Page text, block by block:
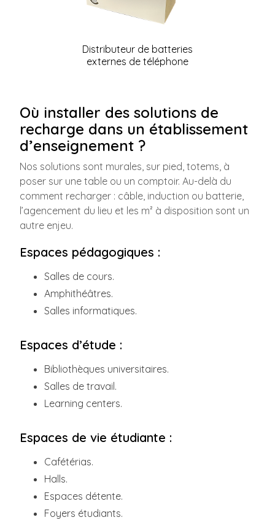
Distributeur de batteries
externes de téléphone
Où installer des solutions de
recharge dans un établissement
d’enseignement ?
Nos solutions sont murales, sur pied, totems, à
poser sur une table ou un comptoir. Au-delà du
comment recharger : câble, induction ou batterie,
l’agencement du lieu et les m² à disposition sont un
autre enjeu.
Espaces pédagogiques :
Salles de cours.
Amphithéâtres.
Salles informatiques.
Espaces d’étude :
Bibliothèques universitaires.
Salles de travail.
Learning centers.
Espaces de vie étudiante :
Cafétérias.
Halls.
Espaces détente.
Foyers étudiants.